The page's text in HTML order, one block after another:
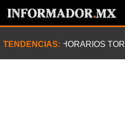
TENDENCIAS: HORARIOS